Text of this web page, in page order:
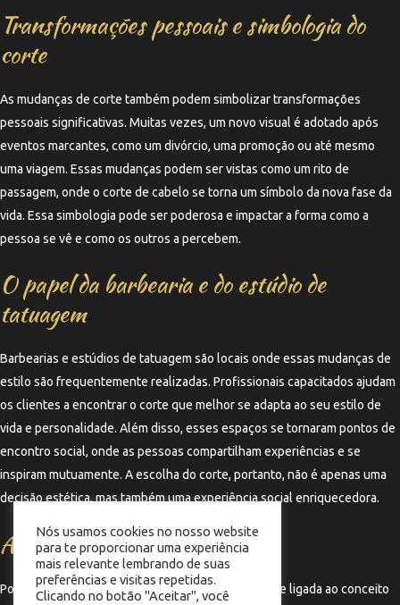
Transformações pessoais e simbologia do
corte
As mudanças de corte também podem simbolizar transformações
pessoais significativas. Muitas vezes, um novo visual é adotado após
eventos marcantes, como um divórcio, uma promoção ou até mesmo
uma viagem. Essas mudanças podem ser vistas como um rito de
passagem, onde o corte de cabelo se torna um símbolo da nova fase da
vida. Essa simbologia pode ser poderosa e impactar a forma como a
pessoa se vê e como os outros a percebem.
O papel da barbearia e do estúdio de
tatuagem
Barbearias e estúdios de tatuagem são locais onde essas mudanças de
estilo são frequentemente realizadas. Profissionais capacitados ajudam
os clientes a encontrar o corte que melhor se adapta ao seu estilo de
vida e personalidade. Além disso, esses espaços se tornaram pontos de
encontro social, onde as pessoas compartilham experiências e se
inspiram mutuamente. A escolha do corte, portanto, não é apenas uma
decisão estética, mas também uma experiência social enriquecedora.
Autocuidado e bem-estar
Por fim, a mudança de corte pode estar intimamente ligada ao conceito
Nós usamos cookies no nosso website
para te proporcionar uma experiência
mais relevante lembrando de suas
preferências e visitas repetidas.
Clicando no botão "Aceitar", você